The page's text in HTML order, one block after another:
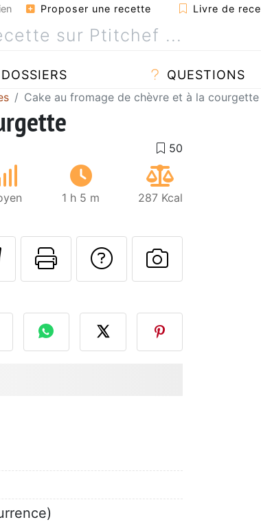
Proposer une recette Livre de
DOSSIERS QUESTIONS
Cake au fromage de chèvre et à la courgette
1 h 5 m 287 Kcal
Envoyer cette recette à
Imprimer cette page
Poser une
Publier